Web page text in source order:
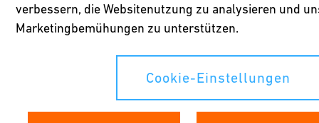
verbessern, die Websitenutzung zu analysieren und
Marketingbemühungen zu unterstützen.
Cookie-Einstellungen